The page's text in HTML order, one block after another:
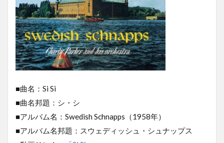
■曲名：Si Si
■曲名邦題：シ・シ
■アルバム名：Swedish Schnapps（1958年）
■アルバム名邦題：スウェディッシュ・シュナップス